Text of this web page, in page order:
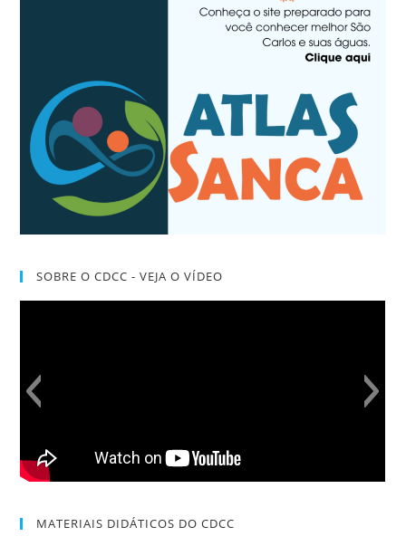
SOBRE O CDCC - VEJA O VÍDEO
MATERIAIS DIDÁTICOS DO CDCC